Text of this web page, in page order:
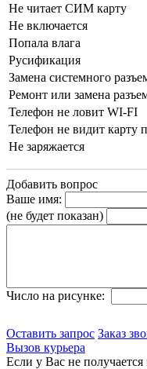
Не читает СИМ карту
Не включается
Попала влага
Русификация
Замена системного
Ремонт или замена
Телефон не ловит WI-FI
Телефон не видит карту
Не заряжается
Добавить вопрос
Ваше имя:
(не будет показан)
Число на рисунке:
Оставить запрос Заказ
Вызов курьера
Если у Вас не